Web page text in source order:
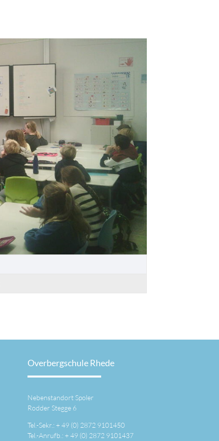
Overbergschule Rhede
Nebenstandort Spoler
Rodder Stegge 6
Tel.-Sekr.: +49 (0) 2872 9101450
Tel.-Anrufb.: +49 (0) 2872 9101437